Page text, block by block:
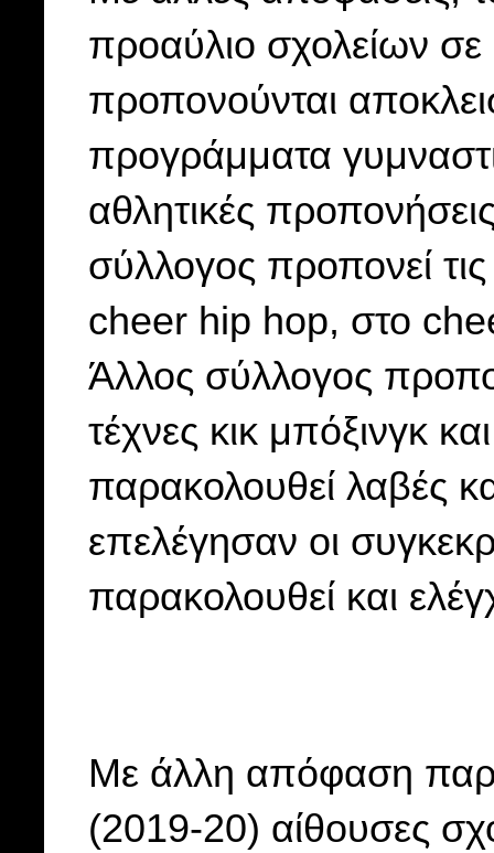
προαύλιο σχολείων σε
προπονούνται
προγράμματα
αθλητικές
σύλλογος προπονεί
cheer hip hop, στο
Άλλος σύλλογος
τέχνες κικ μπόξινγκ
παρακολουθεί λαβές
επελέγησαν οι
παρακολουθεί και
Με άλλη απόφαση
(2019-20) αίθουσες